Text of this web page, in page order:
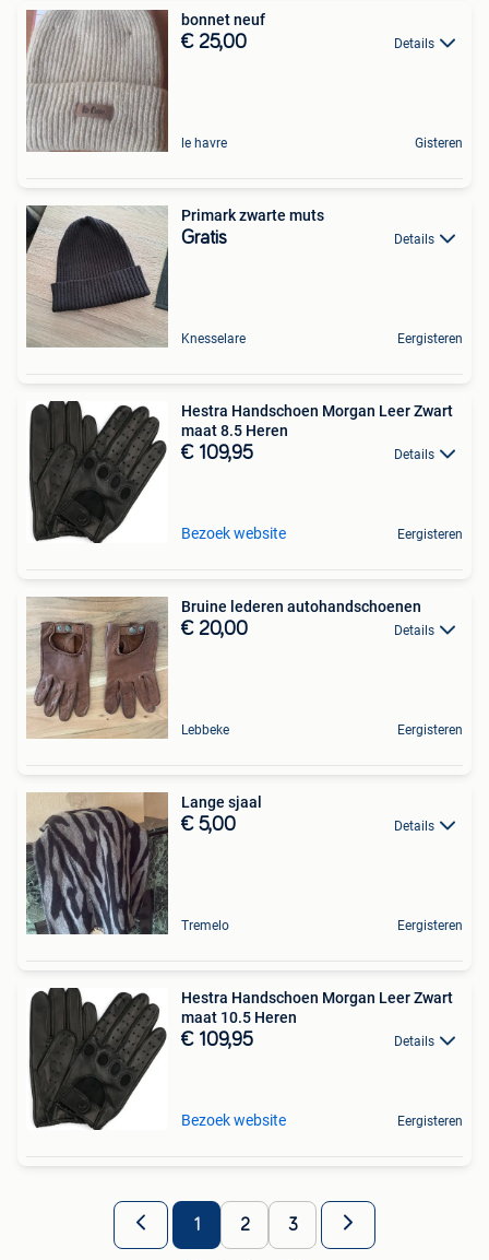
bonnet neuf
€ 25,00 Details
le havre Gisteren
Primark zwarte muts
Gratis Details
Knesselare Eergisteren
Hestra Handschoen Morgan Leer Zwart
maat 8.5 Heren
€ 109,95 Details
Bezoek website Eergisteren
Bruine lederen autohandschoenen
€ 20,00 Details
Lebbeke Eergisteren
Lange sjaal
€ 5,00 Details
Tremelo Eergisteren
Hestra Handschoen Morgan Leer Zwart
maat 10.5 Heren
€ 109,95 Details
Bezoek website Eergisteren
1 2 3